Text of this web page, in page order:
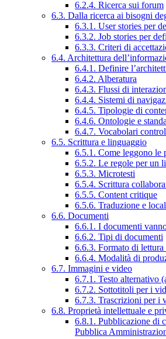
6.2.4. Ricerca sui forum
6.3. Dalla ricerca ai bisogni
6.3.1. User stories per
6.3.2. Job stories per
6.3.3. Criteri di
6.4. Architettura
6.4.1. Definire
6.4.2. Alberatura
6.4.3. Flussi di
6.4.4. Sistemi di
6.4.5. Tipologie di
6.4.6. Ontologie e
6.4.7. Vocabolari
6.5. Scrittura e linguaggio
6.5.1. Come leggono le
6.5.2. Le regole per un
6.5.3. Microtesti
6.5.4. Scrittura
6.5.5. Content critique
6.5.6. Traduzione e
6.6. Documenti
6.6.1. I documenti
6.6.2. Tipi di documenti
6.6.3. Formato di
6.6.4. Modalità di
6.7. Immagini e video
6.7.1. Testo alternativo
6.7.2. Sottotitoli per i
6.7.3. Trascrizioni per i
6.8. Proprietà intellettuale e
6.8.1. Pubblicazione di
Pubblica